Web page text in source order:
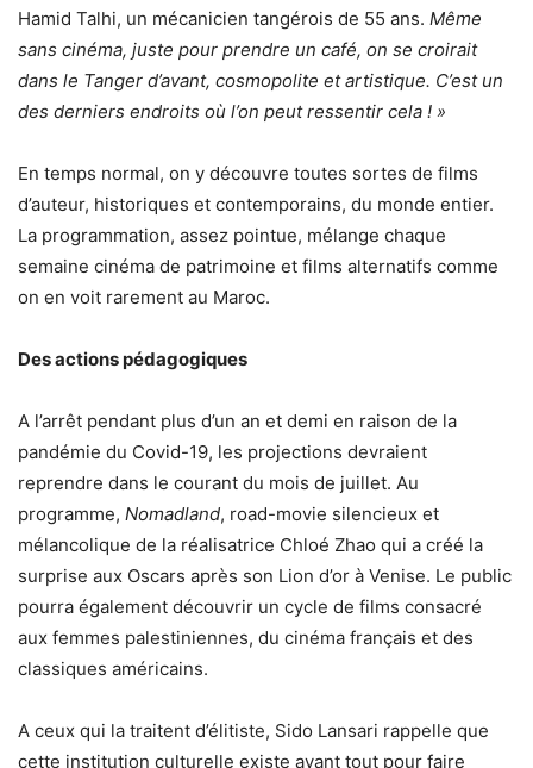
Hamid Talhi, un mécanicien tangérois de 55 ans. Même
sans cinéma, juste pour prendre un café, on se croirait
dans le Tanger d’avant, cosmopolite et artistique. C’est un
des derniers endroits où l’on peut ressentir cela ! »
En temps normal, on y découvre toutes sortes de films
d’auteur, historiques et contemporains, du monde entier.
La programmation, assez pointue, mélange chaque
semaine cinéma de patrimoine et films alternatifs comme
on en voit rarement au Maroc.
Des actions pédagogiques
A l’arrêt pendant plus d’un an et demi en raison de la
pandémie du Covid-19, les projections devraient
reprendre dans le courant du mois de juillet. Au
programme, Nomadland, road-movie silencieux et
mélancolique de la réalisatrice Chloé Zhao qui a créé la
surprise aux Oscars après son Lion d’or à Venise. Le public
pourra également découvrir un cycle de films consacré
aux femmes palestiniennes, du cinéma français et des
classiques américains.
A ceux qui la traitent d’élitiste, Sido Lansari rappelle que
cette institution culturelle existe avant tout pour faire